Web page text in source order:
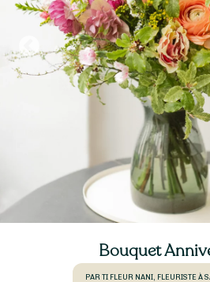
Previous
Bouquet
PAR TI FLEUR NANI, FLEURISTE À